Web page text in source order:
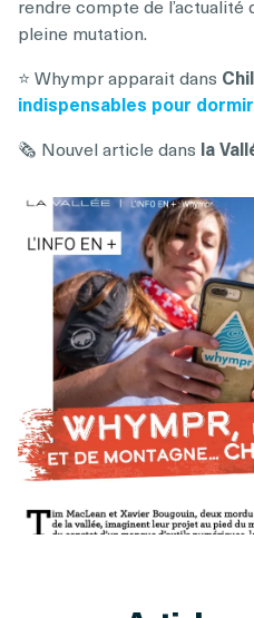
rendre compte de l’actualité
pleine mutation.
⭐ Whympr apparait dans
indispensables pour
🗞️ Nouvel article dans la